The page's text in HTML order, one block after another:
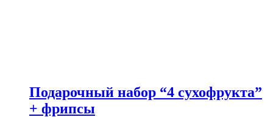
Подарочный набор “4 сухофрукта”
+ фрипсы